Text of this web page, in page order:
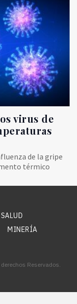
virus de
de la gripe
térmico
SALUD
MINERÍA
Reservados.